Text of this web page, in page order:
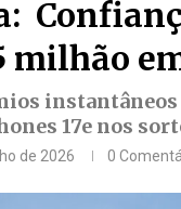
milhão
instantâneos
17e nos
de 2026 0